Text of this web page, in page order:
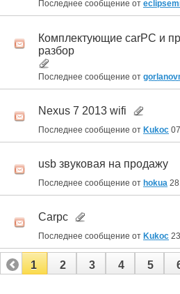
Последнее сообщение от
Комплектующие carPC и
разбор
Последнее сообщение от
Nexus 7 2013 wifi
Последнее сообщение от Kukoc
usb звуковая на продажу
Последнее сообщение от hokua
Carpc
Последнее сообщение от Kukoc
1 2 3 4 5